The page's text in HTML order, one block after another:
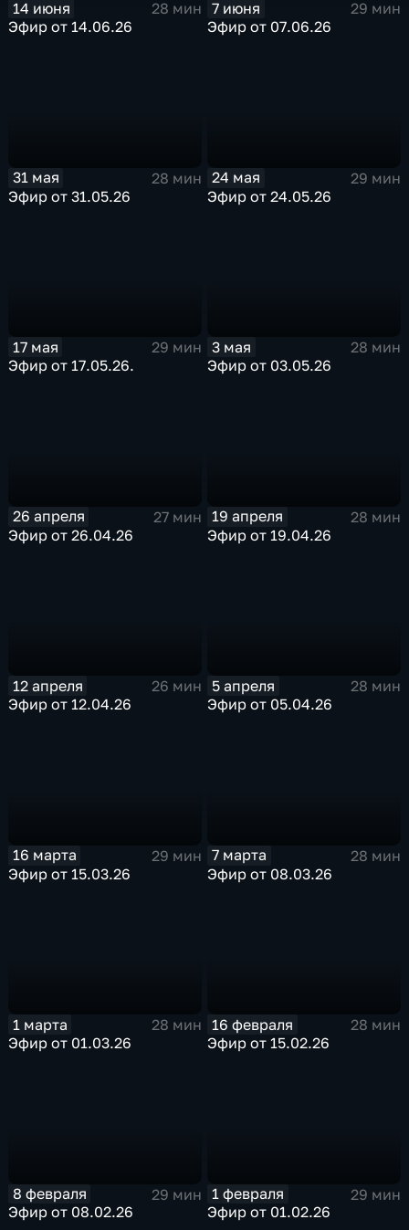
14 июня
28 мин
Эфир от 14.06.26
7 июня
29 мин
Эфир от 07.06.26
31 мая
28 мин
Эфир от 31.05.26
24 мая
29 мин
Эфир от 24.05.26
17 мая
29 мин
Эфир от 17.05.26.
3 мая
28 мин
Эфир от 03.05.26
26 апреля
27 мин
Эфир от 26.04.26
19 апреля
28 мин
Эфир от 19.04.26
12 апреля
26 мин
Эфир от 12.04.26
5 апреля
28 мин
Эфир от 05.04.26
16 марта
29 мин
Эфир от 15.03.26
7 марта
28 мин
Эфир от 08.03.26
1 марта
28 мин
Эфир от 01.03.26
16 февраля
28 мин
Эфир от 15.02.26
8 февраля
29 мин
Эфир от 08.02.26
1 февраля
29 мин
Эфир от 01.02.26